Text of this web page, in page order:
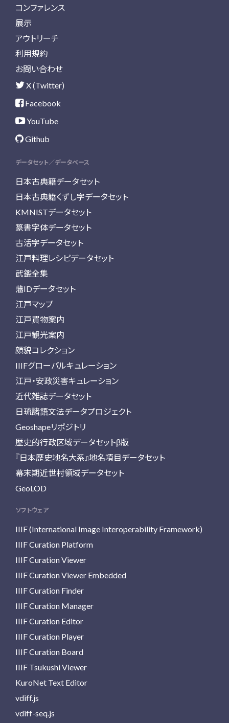
コンファレンス
展示
アウトリーチ
利用規約
お問い合わせ
X (Twitter)
Facebook
YouTube
Github
データセット／データベース
日本古典籍データセット
日本古典籍くずし字データセット
KMNISTデータセット
篆書字体データセット
古活字データセット
江戸料理レシピデータセット
武鑑全集
藩IDデータセット
江戸マップ
江戸買物案内
江戸観光案内
顔貌コレクション
IIIFグローバルキュレーション
江戸・安政災害キュレーション
近代雑誌データセット
日琉諸語文法データプロジェクト
Geoshapeリポジトリ
歴史的行政区域データセットβ版
『日本歴史地名大系』地名項目データセット
幕末期近世村領域データセット
GeoLOD
ソフトウェア
IIIF (International Image Interoperability Framework)
IIIF Curation Platform
IIIF Curation Viewer
IIIF Curation Viewer Embedded
IIIF Curation Finder
IIIF Curation Manager
IIIF Curation Editor
IIIF Curation Player
IIIF Curation Board
IIIF Tsukushi Viewer
KuroNet Text Editor
vdiff.js
vdiff-seq.js